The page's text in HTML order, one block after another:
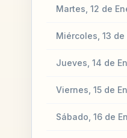
Martes, 12 de
Miércoles, 13 de
Jueves, 14 de
Viernes, 15 de
Sábado, 16 de